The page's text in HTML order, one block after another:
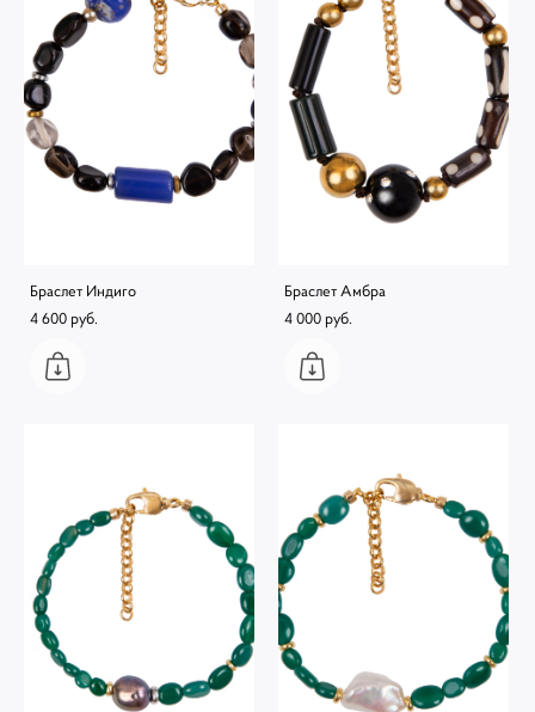
Браслет Индиго
4 600 pуб.
Браслет Амбра
4 000 pуб.